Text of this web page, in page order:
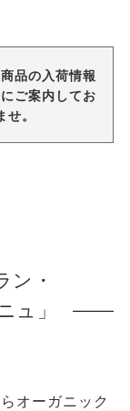
品の入荷情報
ご案内してお
。
ン・
ュ」
オーガニック